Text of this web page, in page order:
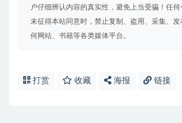
户仔细辨认内容的真实性，避免上当受骗！任
未征得本站同意时，禁止复制、盗用、采集、
何网站、书籍等各类媒体平台。
打赏 收藏 海报 链接